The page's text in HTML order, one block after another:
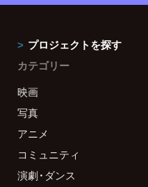
プロジェクトを探す
カテゴリー
映画
写真
アニメ
コミュニティ
演劇・ダンス